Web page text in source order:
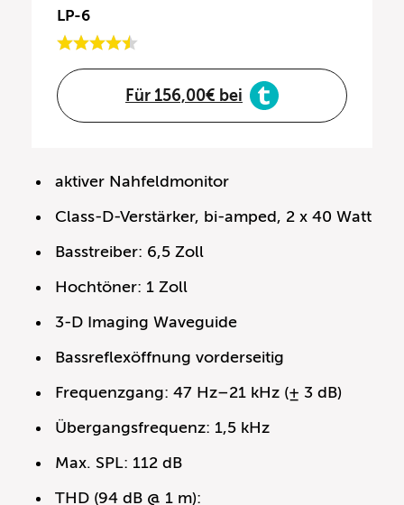
LP-6
Für 156,00€ bei
aktiver Nahfeldmonitor
Class-D-Verstärker, bi-amped, 2 x 40 Watt
Basstreiber: 6,5 Zoll
Hochtöner: 1 Zoll
3-D Imaging Waveguide
Bassreflexöffnung vorderseitig
Frequenzgang: 47 Hz–21 kHz (± 3 dB)
Übergangsfrequenz: 1,5 kHz
Max. SPL: 112 dB
THD (94 dB @ 1 m):